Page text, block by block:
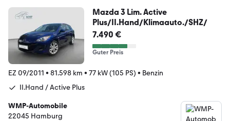
Mazda 3 Lim. Active
Plus/II.Hand/Klimaauto./SHZ/
7.490 €
Guter Preis
EZ 09/2011 • 81.598 km • 77 kW (105 PS) • Benzin
II.Hand / Active Plus
WMP-Automobile
22045 Hamburg